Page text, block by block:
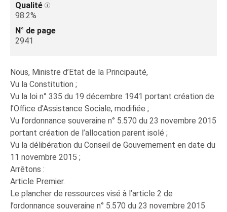
Qualité
98.2%
N° de page
2941
Nous, Ministre d’Etat de la Principauté,
Vu la Constitution ;
Vu la loi n° 335 du 19 décembre 1941 portant création de
l’Office d’Assistance Sociale, modifiée ;
Vu l’ordonnance souveraine n° 5.570 du 23 novembre 2015
portant création de l’allocation parent isolé ;
Vu la délibération du Conseil de Gouvernement en date du
11 novembre 2015 ;
Arrêtons :
Article Premier.
Le plancher de ressources visé à l’article 2 de
l’ordonnance souveraine n° 5.570 du 23 novembre 2015